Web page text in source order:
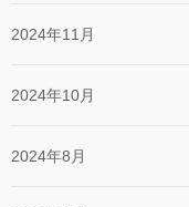
2024年11月
2024年10月
2024年8月